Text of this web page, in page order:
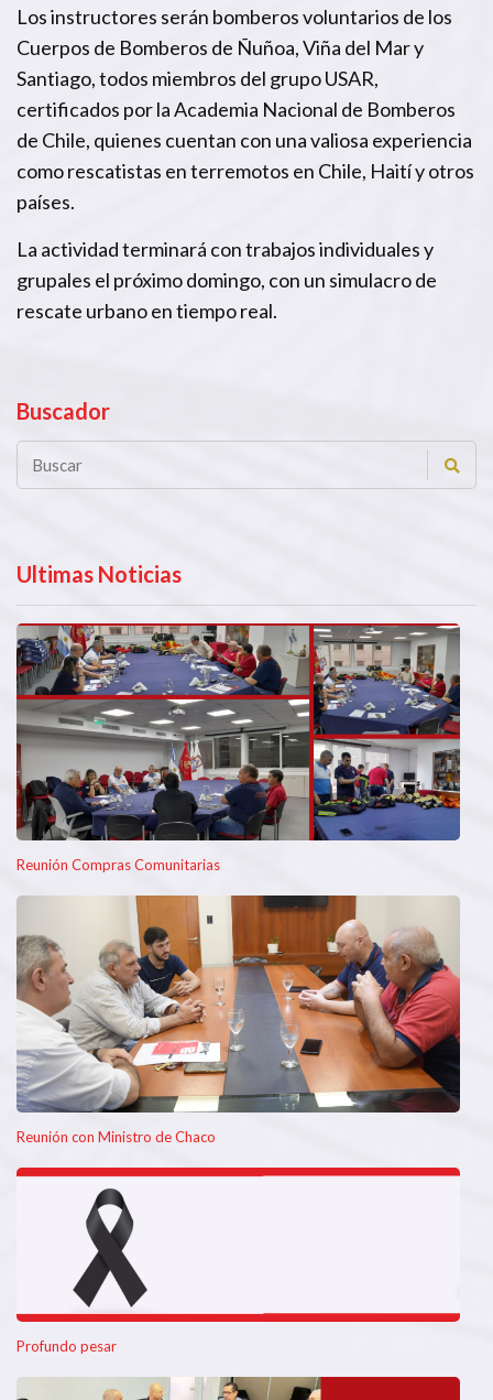
Los instructores serán bomberos voluntarios de los
Cuerpos de Bomberos de Ñuñoa, Viña del Mar y
Santiago, todos miembros del grupo USAR,
certificados por la Academia Nacional de Bomberos
de Chile, quienes cuentan con una valiosa experiencia
como rescatistas en terremotos en Chile, Haití y otros
países.
La actividad terminará con trabajos individuales y
grupales el próximo domingo, con un simulacro de
rescate urbano en tiempo real.
Buscador
Ultimas Noticias
Reunión Compras Comunitarias
Reunión con Ministro de Chaco
Profundo pesar